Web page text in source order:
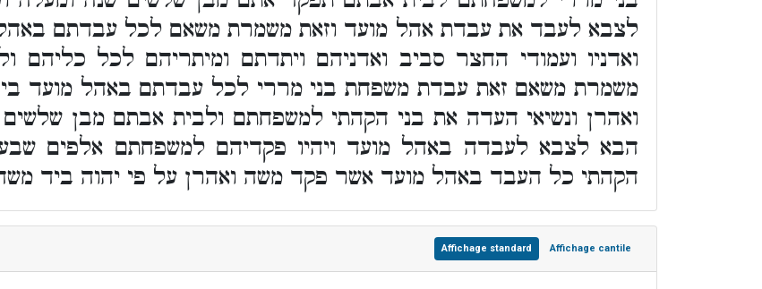
לצבא לעבד את עבדת אהל מועד וזאת משמרת משאם לכל עבדתם באהל
ואדניו ועמודי החצר סביב ואדניהם ויתדתם ומיתריהם לכל
משמרת משאם זאת עבדת משפחת בני מררי לכל עבדתם באהל מועד
ואהרן ונשיאי העדה את בני הקהתי למשפחתם ולבית אבתם מבן
הבא לצבא לעבדה באהל מועד ויהיו פקדיהם למשפחתם אלפים
הקהתי כל העבד באהל מועד אשר פקד משה ואהרן על פי יהוה ביד
Affichage standard Affichage cantile